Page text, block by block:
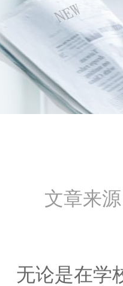
文章来
无论是在学